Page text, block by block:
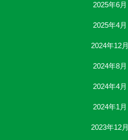
2025年6月
2025年4月
2024年12月
2024年8月
2024年4月
2024年1月
2023年12月